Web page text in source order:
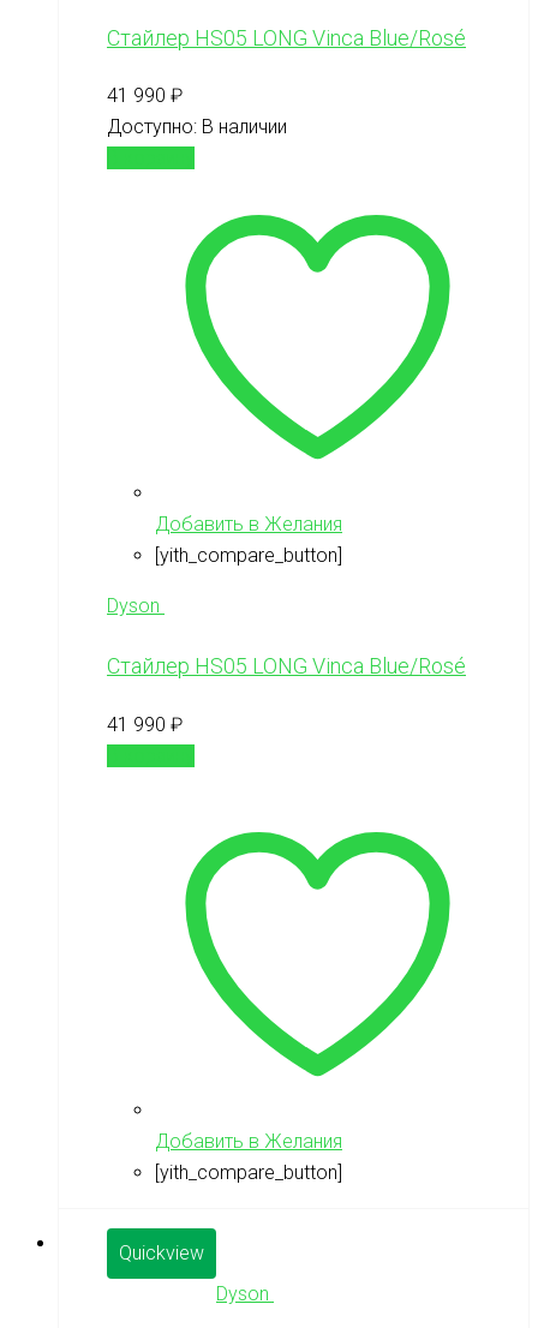
Стайлер HS05 LONG Vinca Blue/Rosé
41 990 ₽
Доступно: В наличии
Добавить в Желания
[yith_compare_button]
Dyson
Стайлер HS05 LONG Vinca Blue/Rosé
41 990 ₽
Добавить в Желания
[yith_compare_button]
Quickview
Dyson